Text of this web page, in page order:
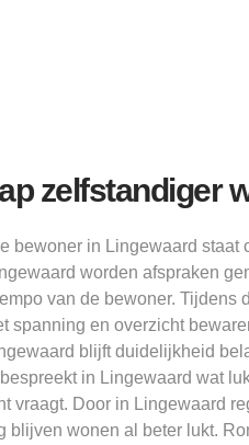
zelfstandiger
bewoner in Lingewaard staat
worden afspraken
van de bewoner.
spanning en overzicht
blijft duidelijkheid
in Lingewaard wat
vraagt. Door in Lingewaard
blijven wonen al beter lukt.